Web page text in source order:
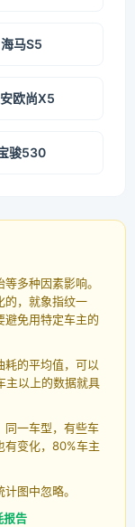
海马S5
欧尚X5
骏530
多种因素影响。
的，就象指纹一
避免用特定车主的
耗的平均值，可以
主以上的数据就具
同一车型，有些车
有变化，80%车主
图中忽略。
报告